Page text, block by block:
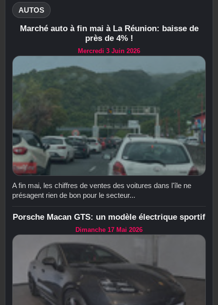
AUTOS
Marché auto à fin mai à La Réunion: baisse de
près de 4% !
Mercredi 3 Juin 2026
A fin mai, les chiffres de ventes des voitures dans l'île ne
présagent rien de bon pour le secteur...
Porsche Macan GTS: un modèle électrique sportif
Dimanche 17 Mai 2026